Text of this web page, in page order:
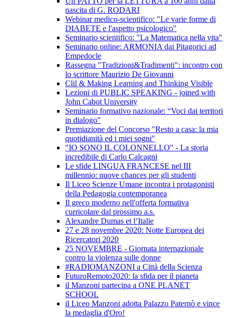
nascita di G. RODARI
Webinar medico-scientifico: "Le varie forme di
DIABETE e l'aspetto psicologico"
Seminario scientifico: "La Matematica nella vita"
Seminario online: ARMONIA dai Pitagorici ad
Empedocle
Rassegna "Tradizioni&Tradimenti": incontro con
lo scrittore Maurizio De Giovanni
Clil & Making Learning and Thinking Visible
Lezioni di PUBLIC SPEAKING - joined with
John Cabot University
Seminario formativo nazionale: “Voci dai territori
in dialogo"
Premiazione del Concorso "Resto a casa: la mia
quotidianità ed i miei sogni"
"IO SONO IL COLONNELLO" - La storia
incredibile di Carlo Calcagni
Le sfide LINGUA FRANCESE nel III
millennio: nuove chances per gli studenti
Il Liceo Scienze Umane incontra i protagonisti
della Pedagogia contemporanea
Il greco moderno nell'offerta formativa
curricolare dal prossimo a.s.
Alexandre Dumas et l’Italie
27 e 28 novembre 2020: Notte Europea dei
Ricercatori 2020
25 NOVEMBRE - Giornata internazionale
contro la violenza sulle donne
#RADIOMANZONI a Città della Scienza
FuturoRemoto2020: la sfida per il pianeta
il Manzoni partecipa a ONE PLANET
SCHOOL
il Liceo Manzoni adotta Palazzo Paternò e vince
la medaglia d'Oro!